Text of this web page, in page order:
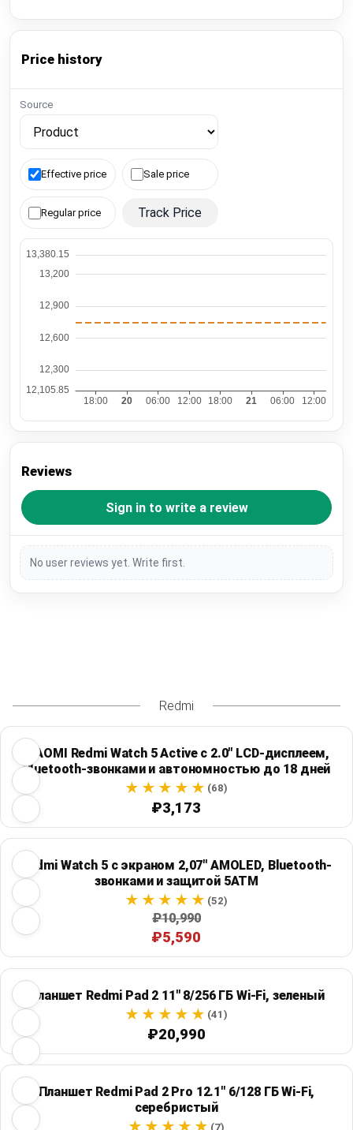
Price history
Source
Effective price Sale price
Regular price Track Price
Reviews
Sign in to write a review
No user reviews yet. Write first.
Redmi
XIAOMI Redmi Watch 5 Active с 2.0" LCD-дисплеем,
Bluetooth-звонками и автономностью до 18 дней
(68)
₽3,173
Redmi Watch 5 с экраном 2,07" AMOLED, Bluetooth-
звонками и защитой 5ATM
(52)
₽10,990
₽5,590
Планшет Redmi Pad 2 11" 8/256 ГБ Wi‑Fi, зеленый
(41)
₽20,990
Планшет Redmi Pad 2 Pro 12.1" 6/128 ГБ Wi‑Fi,
серебристый
(7)